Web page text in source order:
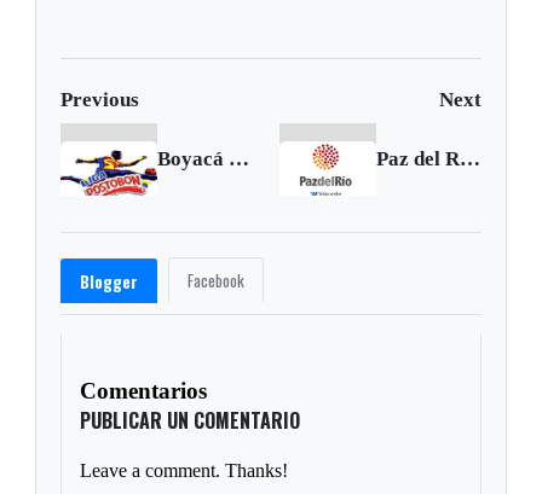
Previous Next
Boyacá Chicó abre este viernes la fecha 8 de la Liga Paz del Río recibió reconocimiento en el Congreso Internacional de Minería
Blogger Facebook
Comentarios
PUBLICAR UN COMENTARIO
Leave a comment. Thanks!